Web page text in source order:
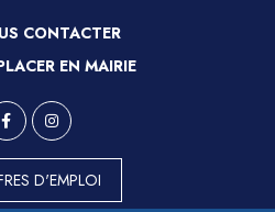
CONTACTER
EN MAIRIE
D'EMPLOI